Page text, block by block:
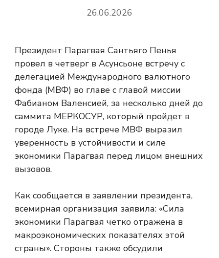
26.06.2026
Президент Парагвая Сантьяго Пенья
провел в четверг в Асунсьоне встречу с
делегацией Международного валютного
фонда (МВФ) во главе с главой миссии
Фабианом Валенсией, за несколько дней до
саммита МЕРКОСУР, который пройдет в
городе Луке. На встрече МВФ выразил
уверенность в устойчивости и силе
экономики Парагвая перед лицом внешних
вызовов.
Как сообщается в заявлении президента,
всемирная организация заявила: «Сила
экономики Парагвая четко отражена в
макроэкономических показателях этой
страны». Стороны также обсудили